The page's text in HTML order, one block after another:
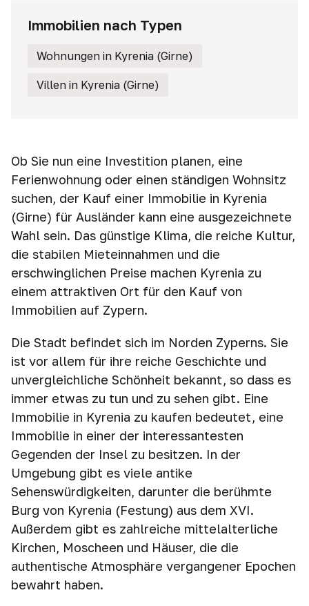
Immobilien nach Typen
Wohnungen in Kyrenia (Girne)
Villen in Kyrenia (Girne)
Ob Sie nun eine Investition planen, eine
Ferienwohnung oder einen ständigen Wohnsitz
suchen, der Kauf einer Immobilie in Kyrenia
(Girne) für Ausländer kann eine ausgezeichnete
Wahl sein. Das günstige Klima, die reiche Kultur,
die stabilen Mieteinnahmen und die
erschwinglichen Preise machen Kyrenia zu
einem attraktiven Ort für den Kauf von
Immobilien auf Zypern.
Die Stadt befindet sich im Norden Zyperns. Sie
ist vor allem für ihre reiche Geschichte und
unvergleichliche Schönheit bekannt, so dass es
immer etwas zu tun und zu sehen gibt. Eine
Immobilie in Kyrenia zu kaufen bedeutet, eine
Immobilie in einer der interessantesten
Gegenden der Insel zu besitzen. In der
Umgebung gibt es viele antike
Sehenswürdigkeiten, darunter die berühmte
Burg von Kyrenia (Festung) aus dem XVI.
Außerdem gibt es zahlreiche mittelalterliche
Kirchen, Moscheen und Häuser, die die
authentische Atmosphäre vergangener Epochen
bewahrt haben.